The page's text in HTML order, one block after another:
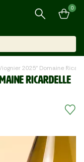
0
2025" Domaine
Ricardelle